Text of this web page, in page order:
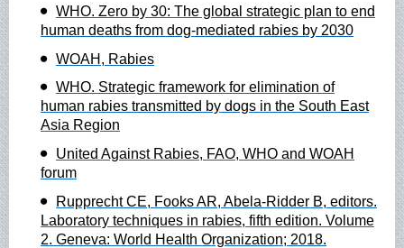
WHO. Zero by 30: The global strategic plan to end
human deaths from dog-mediated rabies by 2030
WOAH, Rabies
WHO. Strategic framework for elimination of
human rabies transmitted by dogs in the South East
Asia Region
United Against Rabies, FAO, WHO and WOAH
forum
Rupprecht CE, Fooks AR, Abela-Ridder B, editors.
Laboratory techniques in rabies, fifth edition. Volume
2. Geneva: World Health Organization; 2018.